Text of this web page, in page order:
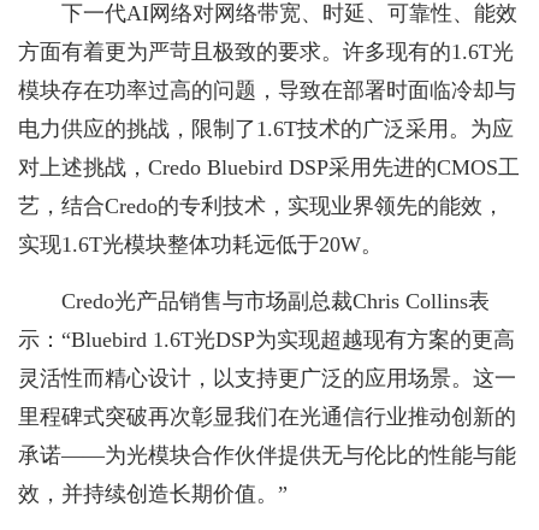
下一代AI网络对网络带宽、时延、可靠性、能效
方面有着更为严苛且极致的要求。许多现有的1.6T光
模块存在功率过高的问题，导致在部署时面临冷却与
电力供应的挑战，限制了1.6T技术的广泛采用。为应
对上述挑战，Credo Bluebird DSP采用先进的CMOS工
艺，结合Credo的专利技术，实现业界领先的能效，
实现1.6T光模块整体功耗远低于20W。
Credo光产品销售与市场副总裁Chris Collins表
示：“Bluebird 1.6T光DSP为实现超越现有方案的更高
灵活性而精心设计，以支持更广泛的应用场景。这一
里程碑式突破再次彰显我们在光通信行业推动创新的
承诺——为光模块合作伙伴提供无与伦比的性能与能
效，并持续创造长期价值。”